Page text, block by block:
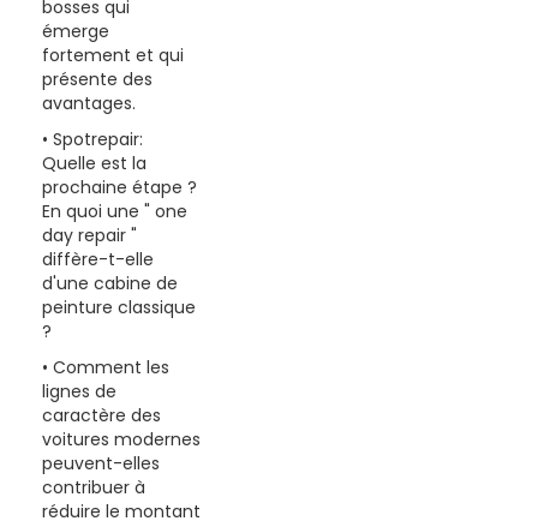
bosses qui
émerge
fortement et qui
présente des
avantages.
• Spotrepair:
Quelle est la
prochaine étape ?
En quoi une " one
day repair "
diffère-t-elle
d'une cabine de
peinture classique
?
• Comment les
lignes de
caractère des
voitures modernes
peuvent-elles
contribuer à
réduire le montant